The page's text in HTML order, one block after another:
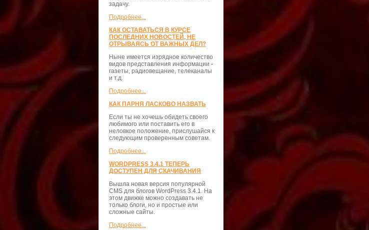
задачу.
Подробнее...
КАК ОСТАВАТЬСЯ В КУРСЕ
ПОСЛЕДНИХ НОВОСТЕЙ, НЕ
ОТРЫВАЯСЬ ОТ ВАЖНЫХ ДЕЛ?
Ныне имеется изрядное количество
видов представления информации -
газеты, радиовещание, телеканалы
и т.д.
Подробнее...
КАК ПАРНЯ ЛАСКОВО НАЗВАТЬ
Если ты не хочешь обидеть своего
любимого или поставить его в
неловкое положение, прислушайся к
следующим проверенным советам.
Подробнее...
WORDPRESS 3.4.1 ТЕПЕРЬ
ДОСТУПЕН ДЛЯ СКАЧИВАНИЯ
Вышла новая версия популярной
CMS для блогов WordPress 3.4.1. На
этом движке можно создавать не
только блоги, но и простые или
сложные сайты.
Подробнее...